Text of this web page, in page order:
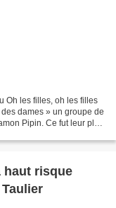
Oh les filles, oh les filles
dames » un groupe de
Pipin. Ce fut leur plus
haut risque